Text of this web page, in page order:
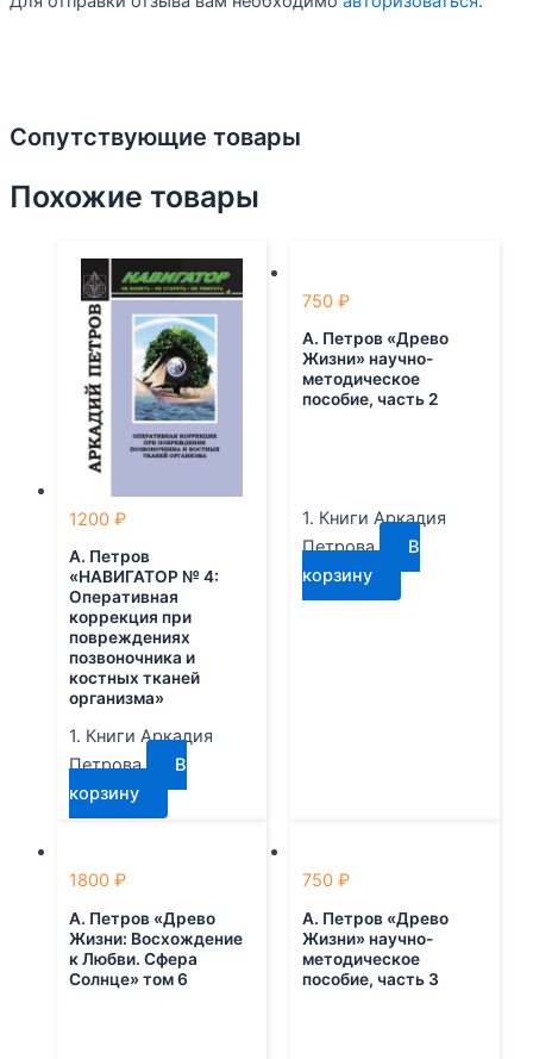
Сопутствующие товары
Похожие товары
1200 ₽
А. Петров
«НАВИГАТОР № 4:
Оперативная
коррекция при
повреждениях
позвоночника и
костных тканей
организма»
1. Книги Аркадия
Петрова
В
корзину
750 ₽
А. Петров «Древо
Жизни» научно-
методическое
пособие, часть 2
1. Книги Аркадия
Петрова
В
корзину
1800 ₽
А. Петров «Древо
Жизни: Восхождение
к Любви. Сфера
Солнце» том 6
750 ₽
А. Петров «Древо
Жизни» научно-
методическое
пособие, часть 3